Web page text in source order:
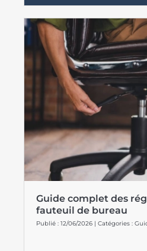
Guide complet des
fauteuil de bureau
Publié : 12/06/2026 | Catégories :